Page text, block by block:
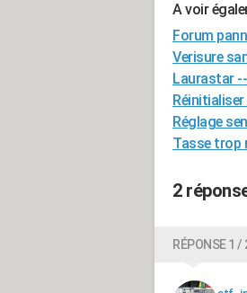
A voir
Forum
Verisure
Laurastar
Réglage
Tasse trop
2
RÉPONSE 1 /